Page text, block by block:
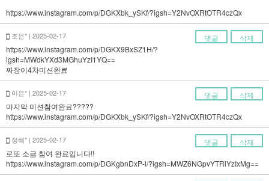
https://www.instagram.com/p/DGKXbk_ySKf/?igsh=Y2NvOXRtOTR4czQx
조은* | 2025-02-17 삭제
댓글
https://www.instagram.com/p/DGKX9BxSZ1H/?
igsh=MWdkYXd3MGhuYzI1YQ==
짜장이4차미션완료
이은* | 2025-02-17 삭제
댓글
마지막 미션참여완료?????
https://www.instagram.com/p/DGKXbk_ySKf/?igsh=Y2NvOXRtOTR4czQx
정혜* | 2025-02-17 삭제
댓글
로또 소금 참여 완료입니다!!
https://www.instagram.com/p/DGKgbnDxP-l/?igsh=MWZ6NGpvYTRlYzIxMg==